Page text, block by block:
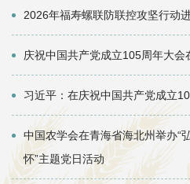
2026年福寿螺联防联控攻坚行动
庆祝中国共产党成立105周年大会
习近平：在庆祝中国共产党成立
中国农学会在青海省海北州举办“
怀”主题党日活动